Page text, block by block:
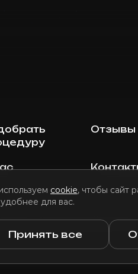
cookie, чтобы сайт
для вас.
Принять все
Отзывы
использования файлов